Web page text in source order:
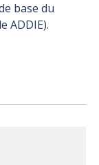
base du
ADDIE).